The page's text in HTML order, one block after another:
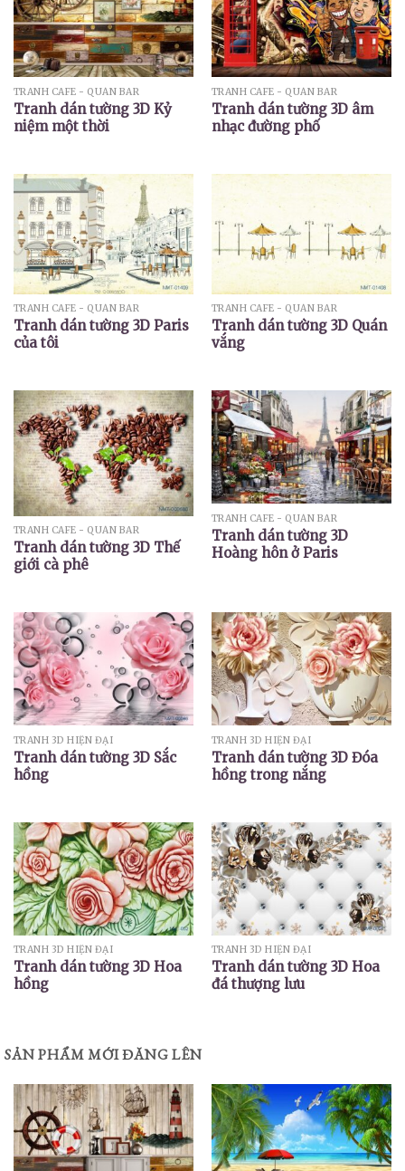
TRANH CAFE - QUÁN BAR
Tranh dán tường 3D Kỷ
niệm một thời
TRANH CAFE - QUÁN BAR
Tranh dán tường 3D âm
nhạc đường phố
TRANH CAFE - QUÁN BAR
Tranh dán tường 3D Paris
của tôi
TRANH CAFE - QUÁN BAR
Tranh dán tường 3D Quán
vắng
TRANH CAFE - QUÁN BAR
Tranh dán tường 3D Thế
giới cà phê
TRANH CAFE - QUÁN BAR
Tranh dán tường 3D
Hoàng hôn ở Paris
TRANH 3D HIỆN ĐẠI
Tranh dán tường 3D Sắc
hồng
TRANH 3D HIỆN ĐẠI
Tranh dán tường 3D Đóa
hồng trong nắng
TRANH 3D HIỆN ĐẠI
Tranh dán tường 3D Hoa
hồng
TRANH 3D HIỆN ĐẠI
Tranh dán tường 3D Hoa
đá thượng lưu
SẢN PHẨM MỚI ĐĂNG LÊN